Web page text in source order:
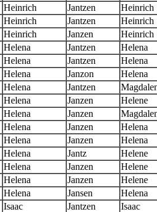
Heinrich Jantzen
Heinrich
Heinrich Jantzen
Heinrich
Heinrich Janzen
Heinrich
Helena Jantzen
Helena
Helena Jantzen
Helena
Helena Janzon
Helena
Helena Jantzen
Helena Janzen
Helene
Helena Janzen
Helena Janzen
Helena
Helena Janzen
Helena
Helena Jantz
Helene
Helena Janzen
Helene
Helena Janzen
Helene
Helena Jansen
Helena
Isaac Jantzen
Isaac